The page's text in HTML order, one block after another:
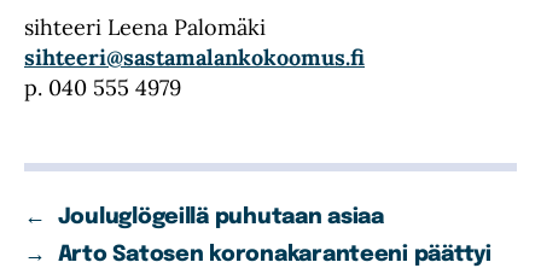
sihteeri Leena Palomäki
sihteeri@sastamalankokoomus.fi
p. 040 555 4979
←
Jouluglögeillä puhutaan asiaa
→
Arto Satosen koronakaranteeni päättyi